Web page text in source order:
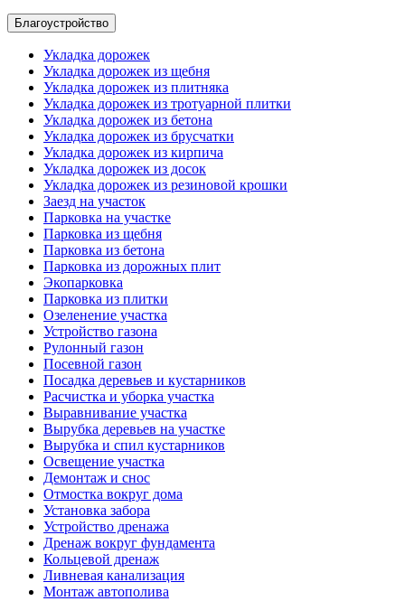
Благоустройство
Укладка дорожек
Укладка дорожек из щебня
Укладка дорожек из плитняка
Укладка дорожек из тротуарной плитки
Укладка дорожек из бетона
Укладка дорожек из брусчатки
Укладка дорожек из кирпича
Укладка дорожек из досок
Укладка дорожек из резиновой крошки
Заезд на участок
Парковка на участке
Парковка из щебня
Парковка из бетона
Парковка из дорожных плит
Экопарковка
Парковка из плитки
Озеленение участка
Устройство газона
Рулонный газон
Посевной газон
Посадка деревьев и кустарников
Расчистка и уборка участка
Выравнивание участка
Вырубка деревьев на участке
Вырубка и спил кустарников
Освещение участка
Демонтаж и снос
Отмостка вокруг дома
Установка забора
Устройство дренажа
Дренаж вокруг фундамента
Кольцевой дренаж
Ливневая канализация
Монтаж автополива